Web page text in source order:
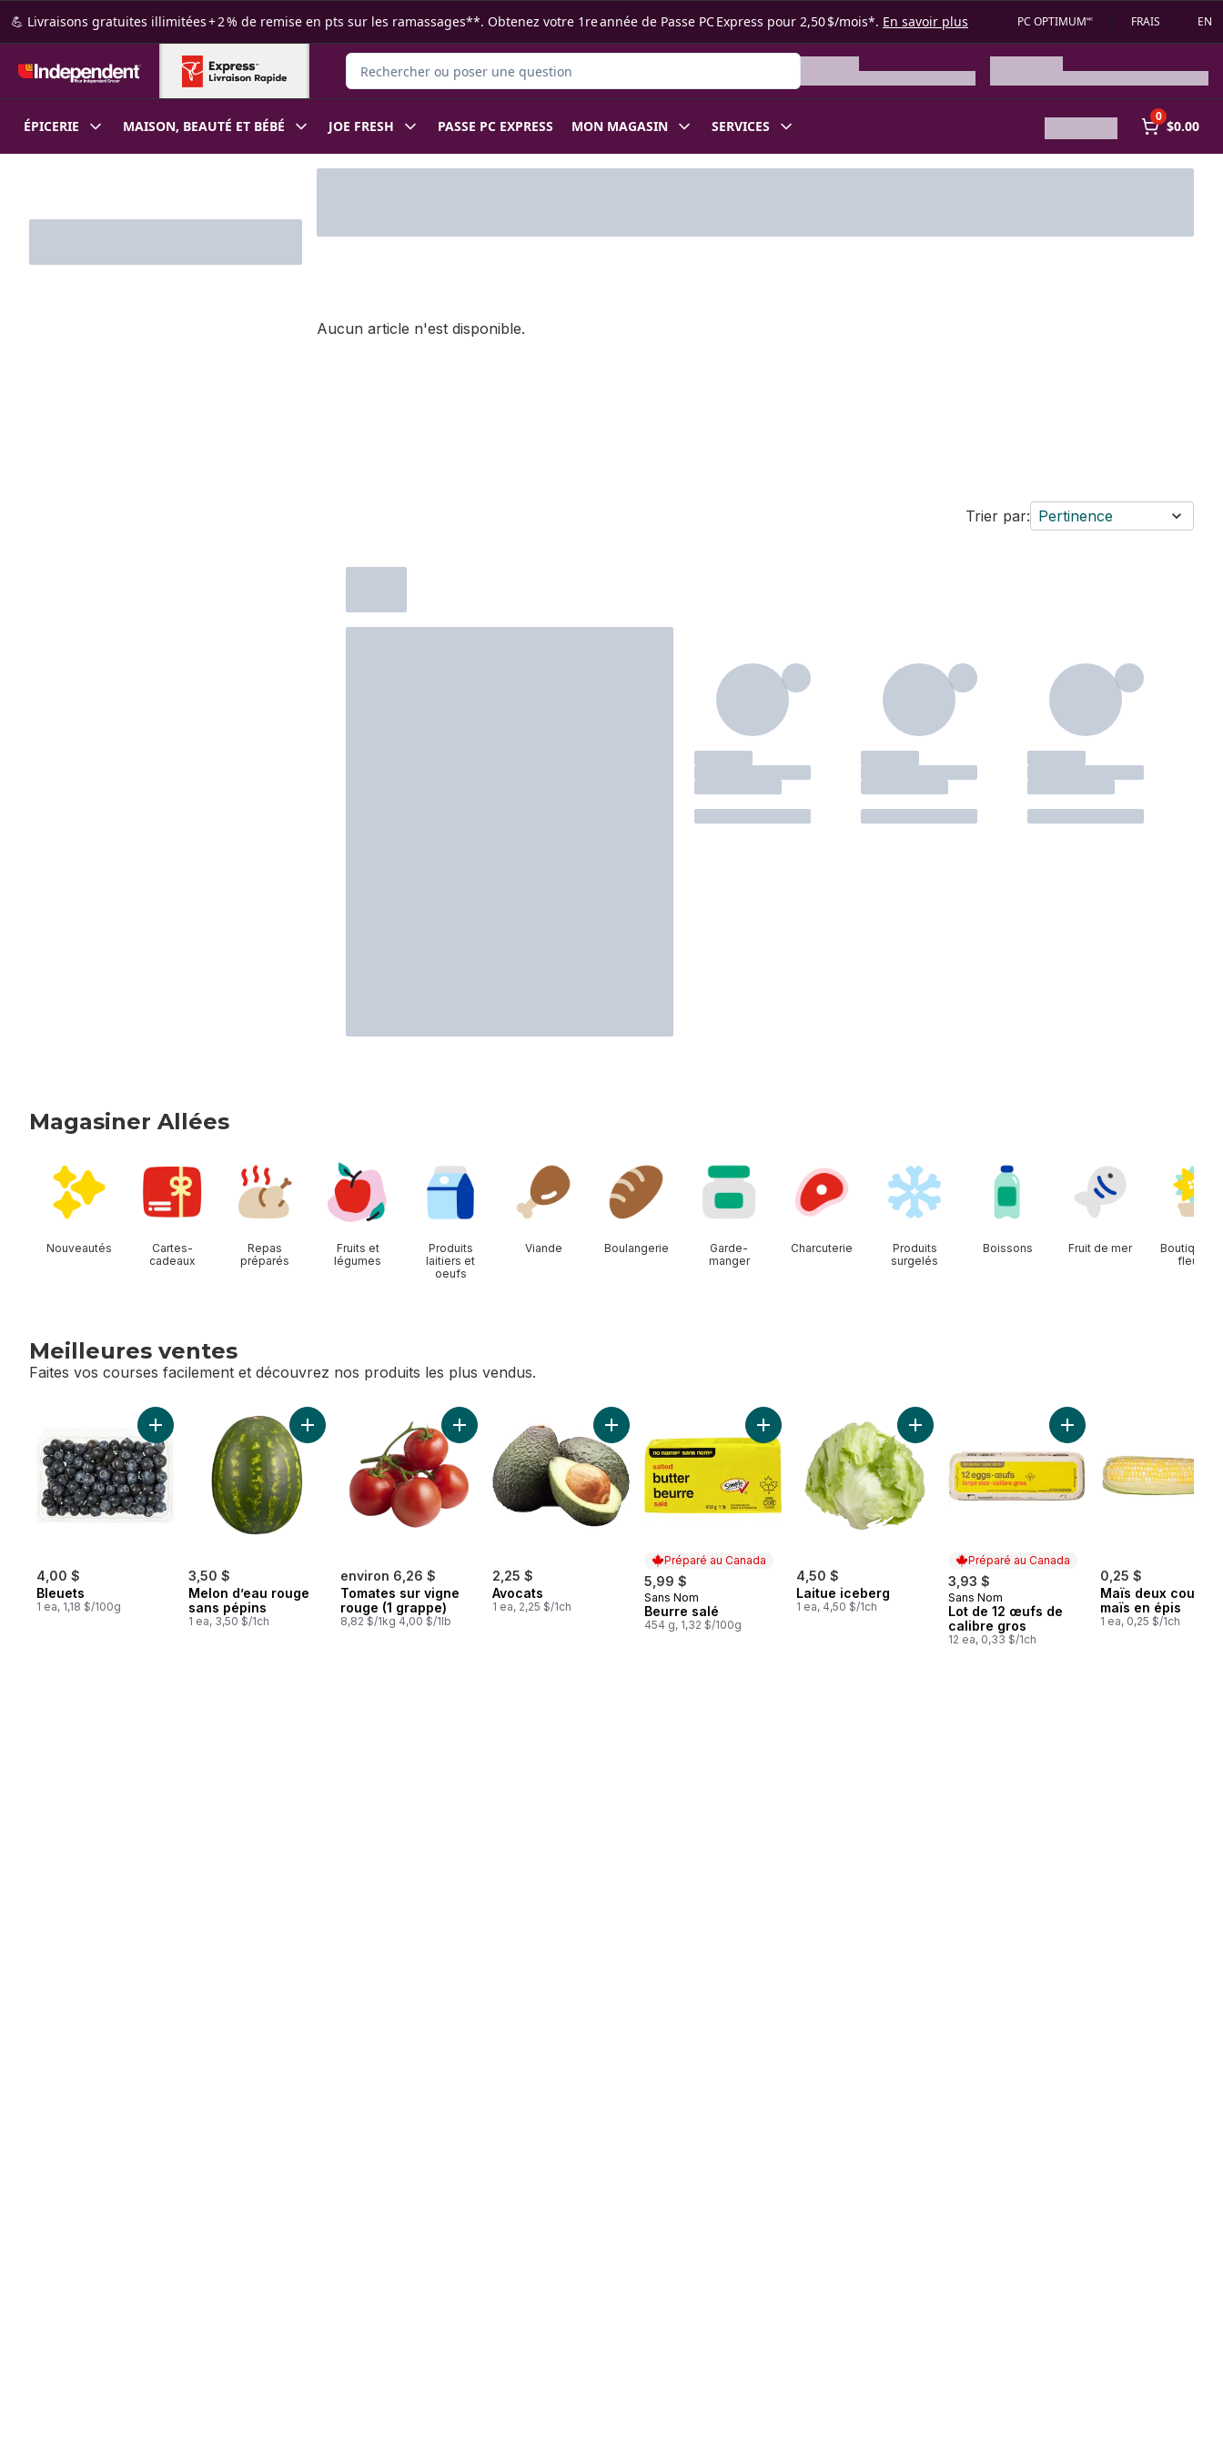
Passer au contenu principal
Passer au pied de page
💪 Livraisons gratuites illimitées + 2 % de remise en pts sur les ramassages**. Obtenez votre 1re année de Passe PC Express pour 2,50 $/mois*. En savoir plus PC OPTIMUM🅪 FRAIS EN
Rechercher des produits
ÉPICERIE MAISON, BEAUTÉ ET BÉBÉ JOE FRESH PASSE PC EXPRESS MON MAGASIN SERVICES
0
$0.00
Aucun article n'est disponible.
Trier par: Pertinence
Magasiner Allées
Nouveautés
Cartes-
cadeaux
Repas
préparés
Fruits et
légumes
Produits
laitiers et
oeufs
Viande Boulangerie
Garde-
manger
Charcuterie
Produits
surgelés
Boissons Fruit de mer
Boutique
fleurs
Meilleures ventes
Faites vos courses facilement et découvrez nos produits les plus vendus.
sauter Meilleures ventes
4,00 $
Bleuets
1 ea, 1,18 $/100g
Ajouter Bleuets au panier
3,50 $
Melon d’eau rouge
sans pépins
1 ea, 3,50 $/1ch
Ajouter Melon d’eau rouge sans pépins au panier
environ 6,26 $
Tomates sur vigne
rouge (1 grappe)
8,82 $/1kg 4,00 $/1lb
Ajouter Tomates sur vigne rouge (1 grappe) au panier
2,25 $
Avocats
1 ea, 2,25 $/1ch
Ajouter Avocats au panier
Préparé au Canada
5,99 $
Préparé au Canada
Sans Nom
Beurre salé
454 g, 1,32 $/100g
Ajouter Beurre salé au panier
4,50 $
Laitue iceberg
1 ea, 4,50 $/1ch
Ajouter Laitue iceberg au panier
Préparé au Canada
3,93 $
Préparé au Canada
Sans Nom
Lot de 12 œufs de
calibre gros
12 ea, 0,33 $/1ch
Ajouter Lot de 12 œufs
0,25 $
Maïs deux
maïs en épis
1 ea, 0,25 $/1ch